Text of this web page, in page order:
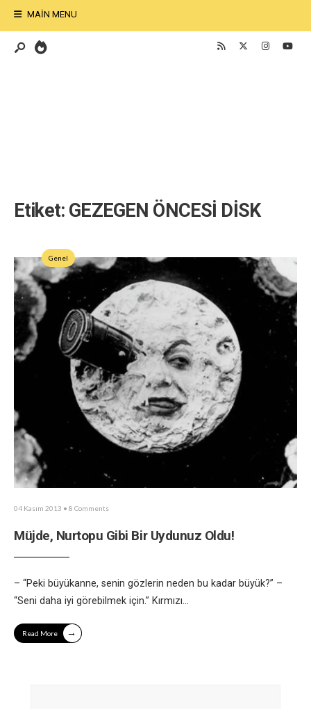
MAIN MENU
Etiket: GEZEGEN ÖNCESİ DİSK
Genel
04 Kasım 2013 • 8 Comments
Müjde, Nurtopu Gibi Bir Uydunuz Oldu!
– “Peki büyükanne, senin gözlerin neden bu kadar büyük?” –
“Seni daha iyi görebilmek için.” Kırmızı...
Read More →